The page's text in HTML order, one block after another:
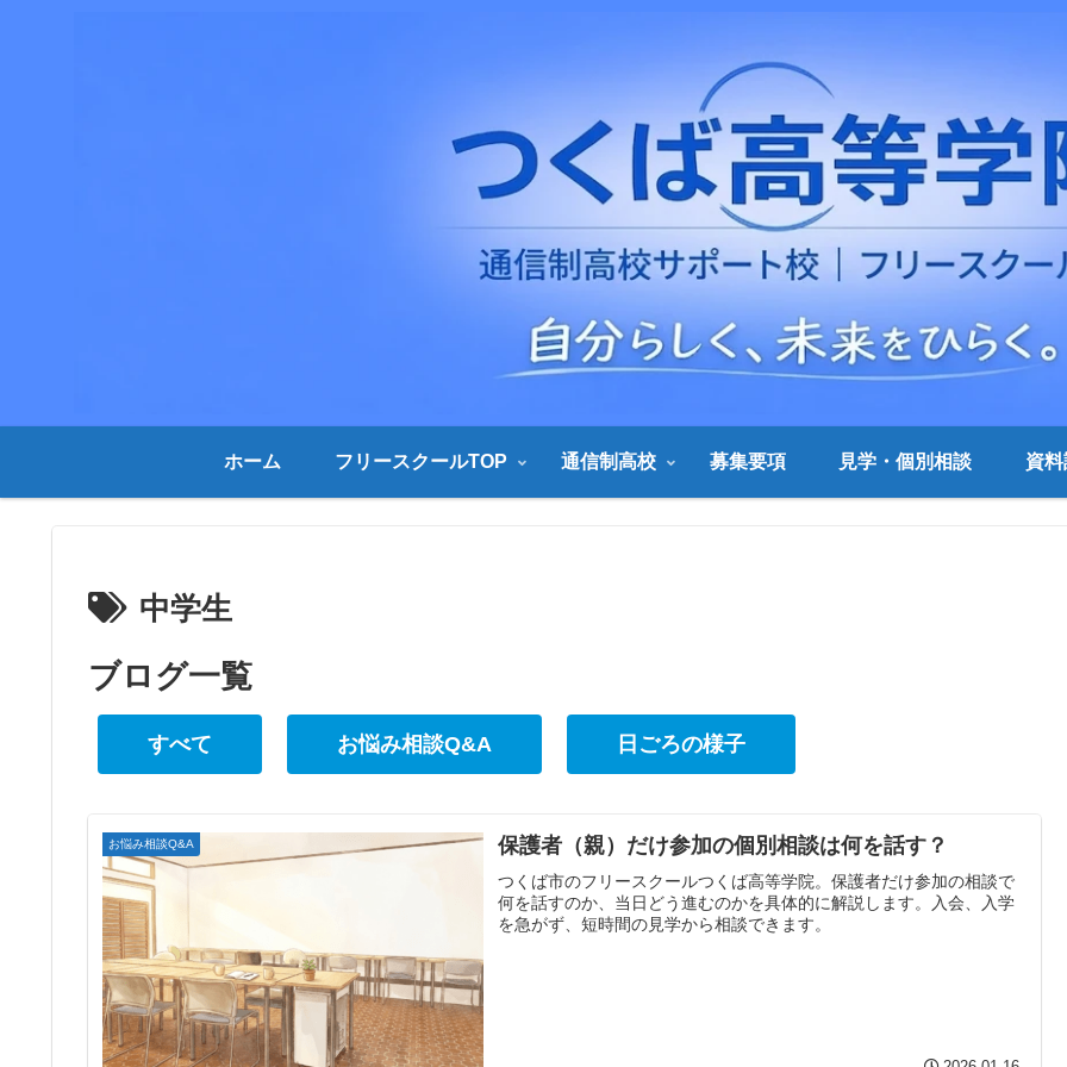
ホーム フリースクールTOP 通信制高校 募集要項 見学・個別相談 資
中学生
ブログ一覧
すべて お悩み相談Q&A 日ごろの様子
お悩み相談Q&A 保護者（親）だけ参加の個別相談は何を話す？
つくば市のフリースクールつくば高等学院。保護者だけ参加の相談で
何を話すのか、当日どう進むのかを具体的に解説します。入会、入学
を急がず、短時間の見学から相談できます。